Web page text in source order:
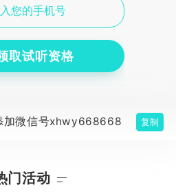
取试听资格
加微信号xhwy668668 复制
门活动